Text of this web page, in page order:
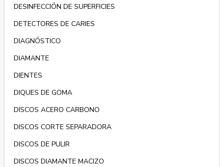
DESINFECCIÓN DE SUPERFICIES
DETECTORES DE CARIES
DIAGNÓSTICO
DIAMANTE
DIENTES
DIQUES DE GOMA
DISCOS ACERO CARBONO
DISCOS CORTE SEPARADORA
DISCOS DE PULIR
DISCOS DIAMANTE MACIZO